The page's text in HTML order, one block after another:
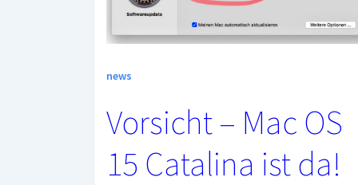
news
Vorsicht – Mac OS
15 Catalina ist da!